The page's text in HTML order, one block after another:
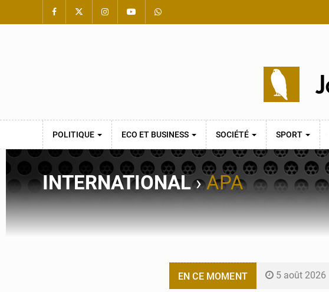
POLITIQUE ECO ET BUSINESS SOCIÉTÉ SPORT
INTERNATIONAL›APA
EN CE MOMENT 5 août 2026